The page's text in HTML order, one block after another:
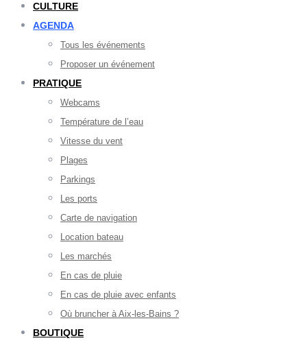
CULTURE
AGENDA
Tous les événements
Proposer un événement
PRATIQUE
Webcams
Température de l’eau
Vitesse du vent
Plages
Parkings
Les ports
Carte de navigation
Location bateau
Les marchés
En cas de pluie
En cas de pluie avec enfants
Où bruncher à Aix-les-Bains ?
BOUTIQUE